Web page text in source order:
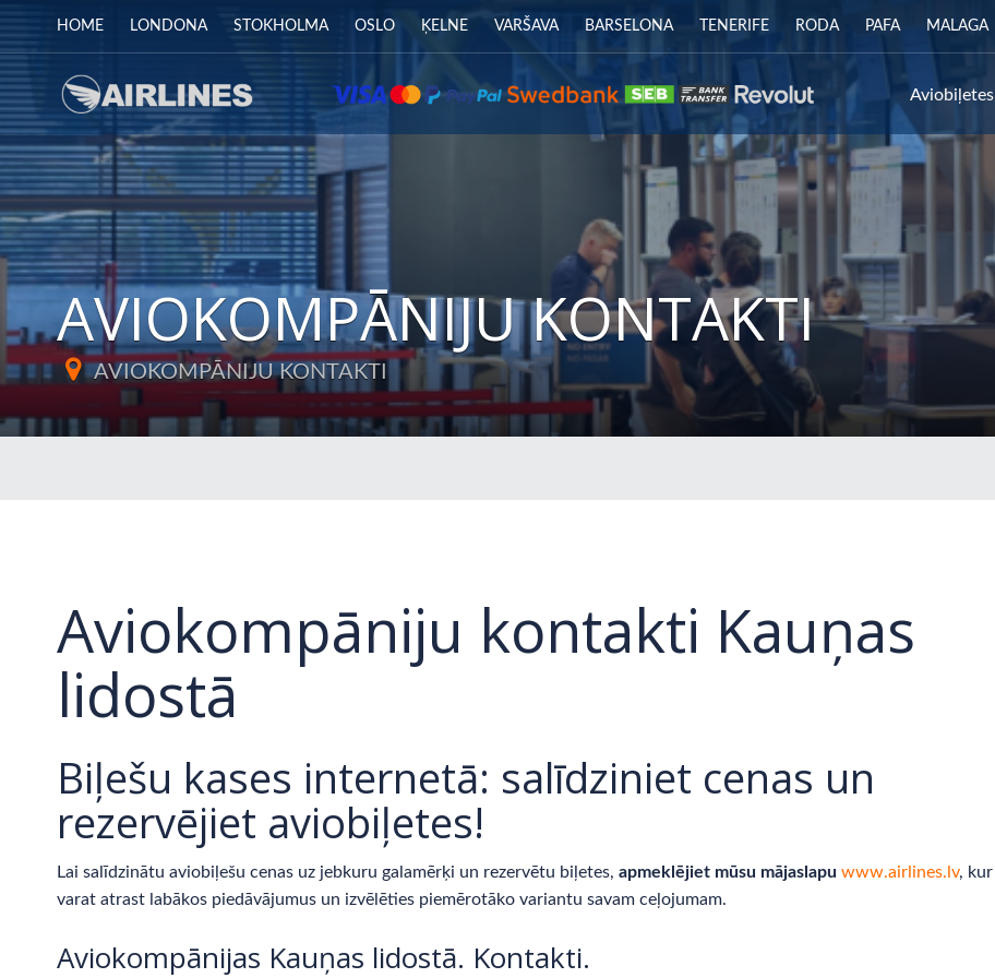
HOME LONDONA STOKHOLMA OSLO ĶELNE VARŠAVA BARSELONA TENERIFE RODA PAFA MALAGA
Aviobiļetes
AVIOKOMPĀNIJU KONTAKTI
AVIOKOMPĀNIJU KONTAKTI
Aviokompāniju kontakti Kauņas
lidostā
Biļešu kases internetā: salīdziniet cenas un
rezervējiet aviobiļetes!
Lai salīdzinātu aviobiļešu cenas uz jebkuru galamērķi un rezervētu biļetes, apmeklējiet mūsu mājaslapu www.airlines.lv, kur
varat atrast labākos piedāvājumus un izvēlēties piemērotāko variantu savam ceļojumam.
Aviokompānijas Kauņas lidostā. Kontakti.